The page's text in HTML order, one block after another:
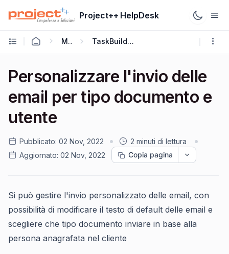
Project++ HelpDesk
Mago4 TaskBuilder Framework
Personalizzare l'invio delle
email per tipo documento e
utente
Pubblicato: 02 Nov, 2022
2 minuti di lettura
Aggiornato: 02 Nov, 2022 Copia pagina
Si può gestire l'invio personalizzato delle email, con
possibilità di modificare il testo di default delle email e
scegliere che tipo documento inviare in base alla
persona anagrafata nel cliente